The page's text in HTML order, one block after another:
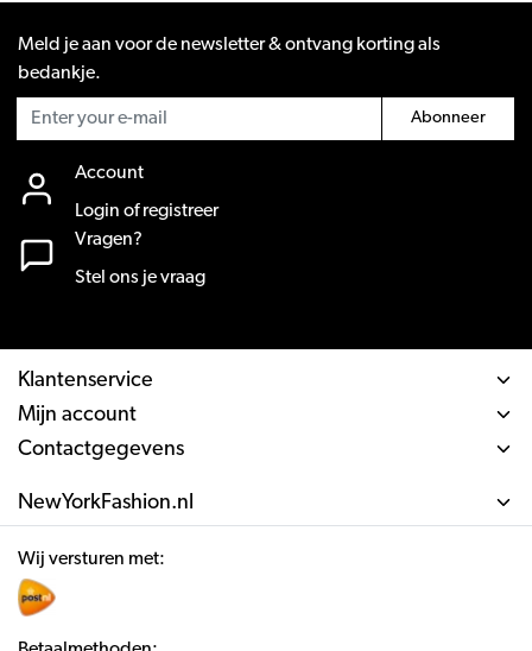
Meld je aan voor de newsletter & ontvang korting als
bedankje.
Abonneer
Account
Login of registreer
Vragen?
Stel ons je vraag
Klantenservice
Mijn account
Contactgegevens
NewYorkFashion.nl
Wij versturen met: